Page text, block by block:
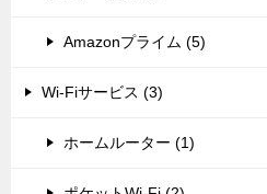
Amazonプライム (5)
Wi-Fiサービス (3)
ホームルーター (1)